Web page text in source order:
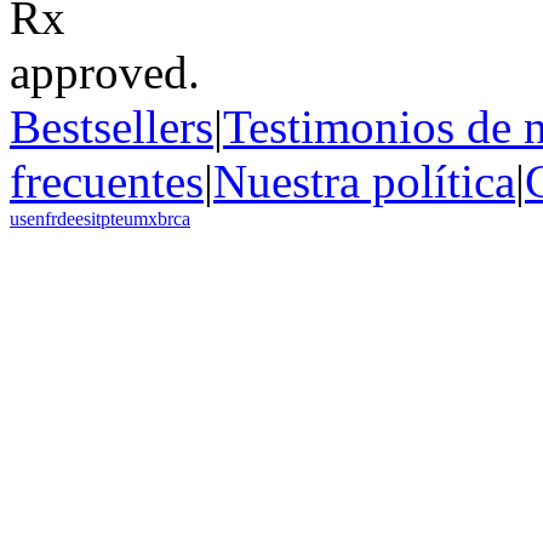
Bestsellers|Testimonios de
frecuentes|Nuestra política|
usenfrdeesitpteumxbrca